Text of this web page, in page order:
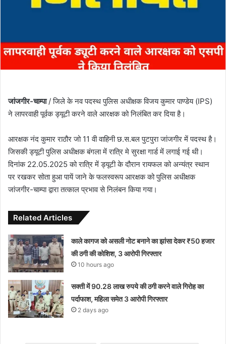
जांजगीर-चाम्पा/ जिले के नव पदस्थ पुलिस अधीक्षक विजय कुमार पाण्डेय (IPS)
ने लापरवाही पूर्वक ड्यूटी करने वाले आरक्षक को निलंबित कर दिया है।
आरक्षक नंद कुमार राठौर जो 11 वी वाहिनी छ.स.बल पुटपुरा जांजगीर में पदस्थ है।
जिसकी ड्यूटी पुलिस अधीक्षक बंगला में रात्रि मे सुरक्षा गार्ड में लगाई गई थी।
दिनांक 22.05.2025 को रात्रि में ड्यूटी के दौरान रायफल को अन्यंत्र स्थान
पर रखकर सोता हुआ पायें जाने के फलस्वरूप आरक्षक को पुलिस अधीक्षक
जांजगीर-चाम्पा द्वारा तत्काल प्रभाव से निलंबन किया गया।
Related Articles
काले कागज को असली नोट बनाने का झांसा देकर ₹50 हजार
की ठगी की कोशिश, 3 आरोपी गिरफ्तार
10 hours ago
सक्ती में 90.28 लाख रुपये की ठगी करने वाले गिरोह का
पर्दाफाश, महिला समेत 3 आरोपी गिरफ्तार
2 days ago